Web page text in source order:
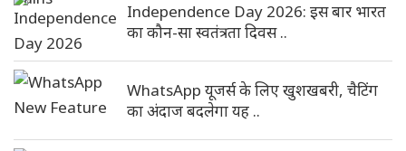
Independence Day 2026: इस बार भारत
का कौन-सा स्वतंत्रता दिवस ..
WhatsApp यूजर्स के लिए खुशखबरी, चैटिंग
का अंदाज बदलेगा यह ..